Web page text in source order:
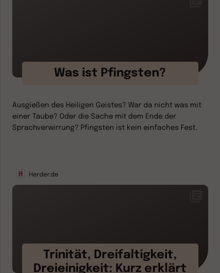
Was ist Pfingsten?
Ausgießen des Heiligen Geistes? War da nicht was mit
einer Taube? Oder die Sache mit dem Ende der
Sprachverwirrung? Pfingsten ist kein einfaches Fest.
Herder.de
Trinität, Dreifaltigkeit,
Dreieinigkeit: Kurz erklärt